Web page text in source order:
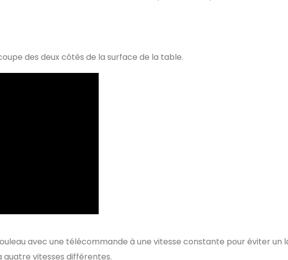
des deux côtés de la surface de la table.
avec une télécommande à une vitesse constante pour éviter un
vitesses différentes.